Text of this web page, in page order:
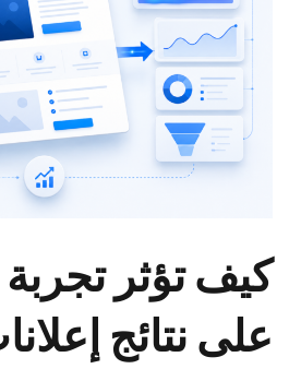
كيف تؤثر
على نتائج